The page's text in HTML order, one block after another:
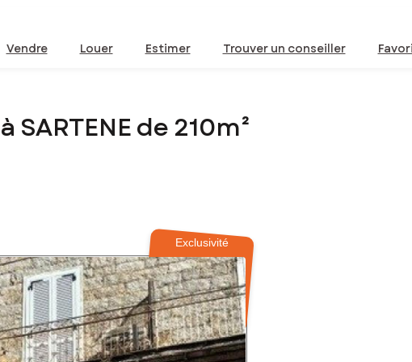
Vendre Louer Estimer Trouver un conseiller
de 210m²
Exclusivité